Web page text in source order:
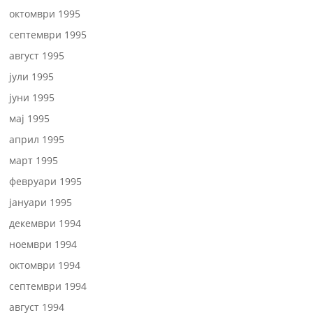
октомври 1995
септември 1995
август 1995
јули 1995
јуни 1995
мај 1995
април 1995
март 1995
февруари 1995
јануари 1995
декември 1994
ноември 1994
октомври 1994
септември 1994
август 1994